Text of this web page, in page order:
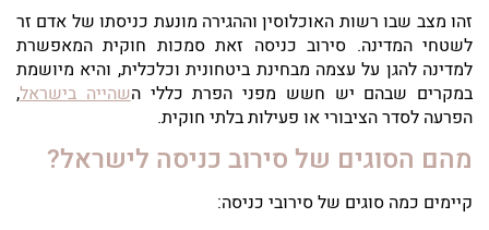
זהו מצב שבו רשות האוכלוסין וההגירה מונעת כניסתו של אדם זר
לשטחי המדינה. סירוב כניסה זאת סמכות חוקית המאפשרת
למדינה להגן על עצמה מבחינת ביטחונית וכלכלית, והיא מיושמת
במקרים שבהם יש חשש מפני הפרת כללי השהייה בישראל,
הפרעה לסדר הציבורי או פעילות בלתי חוקית.
מהם הסוגים של סירוב כניסה לישראל?
קיימים כמה סוגים של סירובי כניסה: